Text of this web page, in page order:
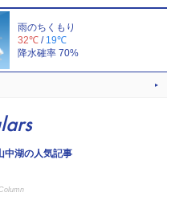
雨のちくもり
32℃ / 19℃
降水確率 70%
中湖の人気記事